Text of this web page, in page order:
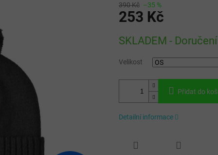
390 Kč –35 %
253 Kč
cena:
SKLADEM -
Velikost
Přidat do
Detailní informace